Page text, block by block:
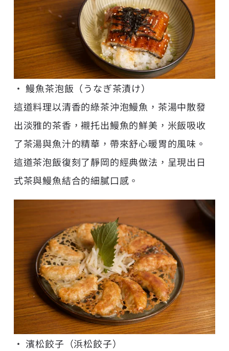
• 鰻魚茶泡飯（うなぎ茶漬け）
這道料理以清香的綠茶沖泡鰻魚，茶湯中散發
出淡雅的茶香，襯托出鰻魚的鮮美，米飯吸收
了茶湯與魚汁的精華，帶來舒心暖胃的風味。
這道茶泡飯復刻了靜岡的經典做法，呈現出日
式茶與鰻魚結合的細膩口感。
• 濱松餃子（浜松餃子）